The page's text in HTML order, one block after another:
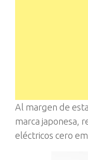
Al margen de
marca japonesa,
eléctricos cero